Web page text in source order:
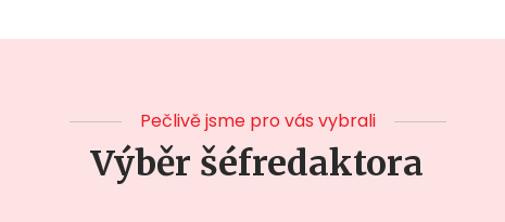
Pečlivě jsme pro vás vybrali
Výběr šéfredaktora